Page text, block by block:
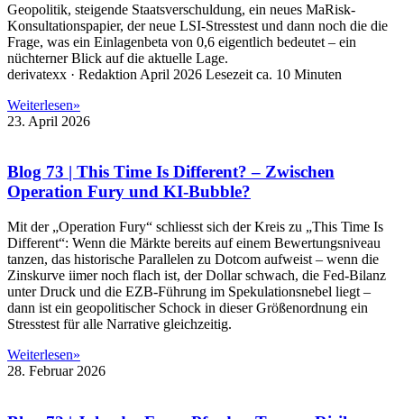
Geopolitik, steigende Staatsverschuldung, ein neues MaRisk-
Konsultationspapier, der neue LSI-Stresstest und dann noch die die
Frage, was ein Einlagenbeta von 0,6 eigentlich bedeutet – ein
nüchterner Blick auf die aktuelle Lage.
derivatexx · Redaktion April 2026 Lesezeit ca. 10 Minuten
Weiterlesen»
23. April 2026
Blog 73 | This Time Is Different? – Zwischen
Operation Fury und KI-Bubble?
Mit der „Operation Fury“ schliesst sich der Kreis zu „This Time Is
Different“: Wenn die Märkte bereits auf einem Bewertungsniveau
tanzen, das historische Parallelen zu Dotcom aufweist – wenn die
Zinskurve iimer noch flach ist, der Dollar schwach, die Fed-Bilanz
unter Druck und die EZB-Führung im Spekulationsnebel liegt –
dann ist ein geopolitischer Schock in dieser Größenordnung ein
Stresstest für alle Narrative gleichzeitig.
Weiterlesen»
28. Februar 2026